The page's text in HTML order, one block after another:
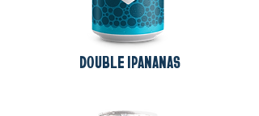
DOUBLE IPANANAS